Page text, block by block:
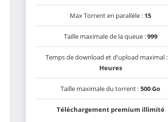
Max Torrent en parallèle : 15
Taille maximale de la queue :999
Temps de download et d'upload maximal :
Heures
Taille maximale du torrent :500 Go
Téléchargement premium illimité